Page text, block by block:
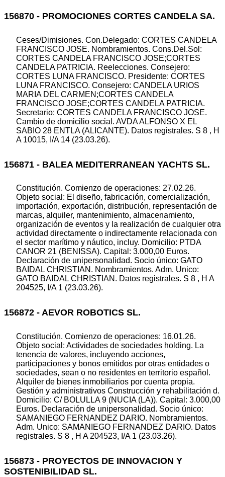
156870 - PROMOCIONES CORTES CANDELA SA.
Ceses/Dimisiones. Con.Delegado: CORTES CANDELA
FRANCISCO JOSE. Nombramientos. Cons.Del.Sol:
CORTES CANDELA FRANCISCO JOSE;CORTES
CANDELA PATRICIA. Reelecciones. Consejero:
CORTES LUNA FRANCISCO. Presidente: CORTES
LUNA FRANCISCO. Consejero: CANDELA URIOS
MARIA DEL CARMEN;CORTES CANDELA
FRANCISCO JOSE;CORTES CANDELA PATRICIA.
Secretario: CORTES CANDELA FRANCISCO JOSE.
Cambio de domicilio social. AVDA ALFONSO X EL
SABIO 28 ENTLA (ALICANTE). Datos registrales. S 8 , H
A 10015, I/A 14 (23.03.26).
156871 - BALEA MEDITERRANEAN YACHTS SL.
Constitución. Comienzo de operaciones: 27.02.26.
Objeto social: El diseño, fabricación, comercialización,
importación, exportación, distribución, representación de
marcas, alquiler, mantenimiento, almacenamiento,
organización de eventos y la realización de cualquier otra
actividad directamente o indirectamente relacionada con
el sector marítimo y náutico, incluy. Domicilio: PTDA
CANOR 21 (BENISSA). Capital: 3.000,00 Euros.
Declaración de unipersonalidad. Socio único: GATO
BAIDAL CHRISTIAN. Nombramientos. Adm. Unico:
GATO BAIDAL CHRISTIAN. Datos registrales. S 8 , H A
204525, I/A 1 (23.03.26).
156872 - AEVOR ROBOTICS SL.
Constitución. Comienzo de operaciones: 16.01.26.
Objeto social: Actividades de sociedades holding. La
tenencia de valores, incluyendo acciones,
participaciones y bonos emitidos por otras entidades o
sociedades, sean o no residentes en territorio español.
Alquiler de bienes inmobiliarios por cuenta propia.
Gestión y administrativos Construcción y rehabilitación d.
Domicilio: C/ BOLULLA 9 (NUCIA (LA)). Capital: 3.000,00
Euros. Declaración de unipersonalidad. Socio único:
SAMANIEGO FERNANDEZ DARIO. Nombramientos.
Adm. Unico: SAMANIEGO FERNANDEZ DARIO. Datos
registrales. S 8 , H A 204523, I/A 1 (23.03.26).
156873 - PROYECTOS DE INNOVACION Y
SOSTENIBILIDAD SL.